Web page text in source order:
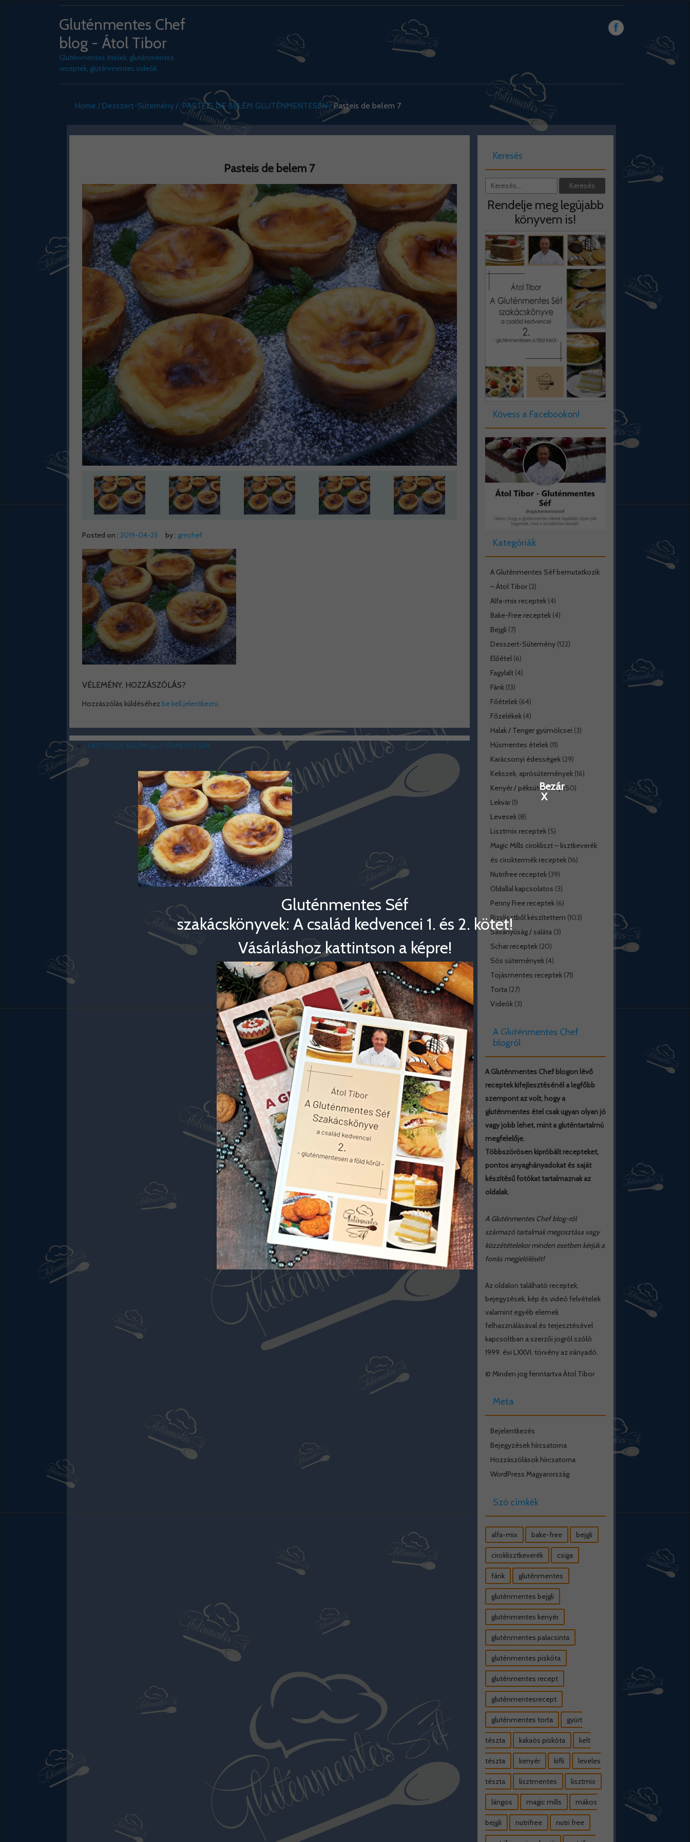
Gluténmentes Chef
blog - Átol Tibor
Gluténmentes ételek, gluténmentes
receptek, gluténmentes videók
Home Desszert-Sütemény PASTÉIS DE BELÉM GLUTÉNMENTESEN Pasteis de belem 7
Pasteis de belem 7
Posted on : 2019-04-23 by : gmchef
VÉLEMÉNY, HOZZÁSZÓLÁS?
Hozzászólás küldéséhez be kell jelentkezni
« PASTÉIS DE BELÉM GLUTÉNMENTESEN
Keresés
Rendelje meg legújabb
könyvem is!
Kövess a Facebookon!
Kategóriák
A Gluténmentes Séf bemutatkozik
– Átol Tibor(2)
Alfa-mix receptek(4)
Bake-Free receptek(4)
Bejgli (7)
Desszert-Sütemény(122)
Előétel(6)
Fagylalt(4)
Fánk(13)
Főételek(64)
Főzelékek(4)
Halak / Tenger gyümölcsei (3)
Húsmentes ételek(11)
Karácsonyi édességek(29)
Kekszek, aprósütemények(16)
Kenyér / péksütemény(50)
Lekvár(1)
Levesek(8)
Lisztmix receptek(5)
Magic Mills cirokliszt – lisztkeverék
és ciroktermék receptek(16)
Nutrifree receptek(39)
Oldallal kapcsolatos (3)
Penny Free receptek(6)
Rizslisztből készítettem (103)
Savanyúság / saláta(3)
Schar receptek(20)
Sós sütemények(4)
Tojásmentes receptek(71)
Torta(27)
Videók(3)
A Gluténmentes Chef
blogról
A Gluténmentes Chef blogon lévő
receptek kifejlesztésénél a legfőbb
szempont az volt, hogy a
gluténmentes étel csak ugyan olyan jó
vagy jobb lehet, mint a gluténtartalmú
megfelelője.
Többszörösen kipróbált recepteket,
pontos anyaghányadokat és saját
készítésű fotókat tartalmaznak az
oldalak.
A Gluténmentes Chef blog-ról
származó tartalmak megosztása vagy
közzétételekor minden esetben kérjük a
forrás megjelölését!
Az oldalon található receptek,
bejegyzések, kép és videó felvételek
valamint egyéb elemek
felhasználásával és terjesztésével
kapcsoltban a szerzői jogról szóló
1999. évi LXXVI. törvény az irányadó.
© Minden jog fenntartva Átol Tibor
Meta
Bejelentkezés
Bejegyzések hírcsatorna
Hozzászólások hírcsatorna
WordPress Magyarország
Szó címkék
alfa-mix bake-free bejgli
ciroklisztkeverék csiga
fánk gluténmentes
gluténmentes bejgli
gluténmentes kenyér
gluténmentes palacsinta
gluténmentes piskóta
gluténmentes recept
gluténmentesrecept
gluténmentes torta gyúrt
tészta kakaós piskóta kelt
tészta kenyér kifli leveles
tészta lisztmentes lisztmix
lángos magic mills mákos
bejgli nutrifree nutri free
Gluténmentes Séf
szakácskönyvek: A család kedvencei 1. és 2. kötet!
Vásárláshoz kattintson a képre!
Bezár
X